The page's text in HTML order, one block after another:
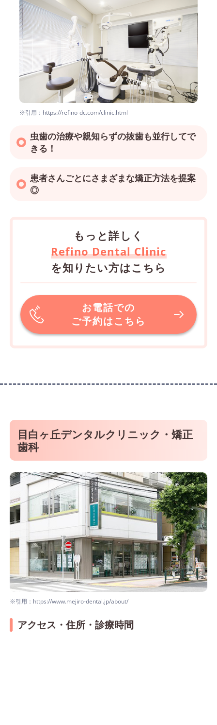
※引用：https://refino-dc.com/clinic.html
虫歯の治療や親知らずの抜歯も並行してで
きる！
患者さんごとにさまざまな矯正方法を提案
◎
もっと詳しく
Refino Dental Clinic
を知りたい方はこちら
お電話での
ご予約はこちら
目白ヶ丘デンタルクリニック・矯正
歯科
※引用：https://www.mejiro-dental.jp/about/
アクセス・住所・診療時間